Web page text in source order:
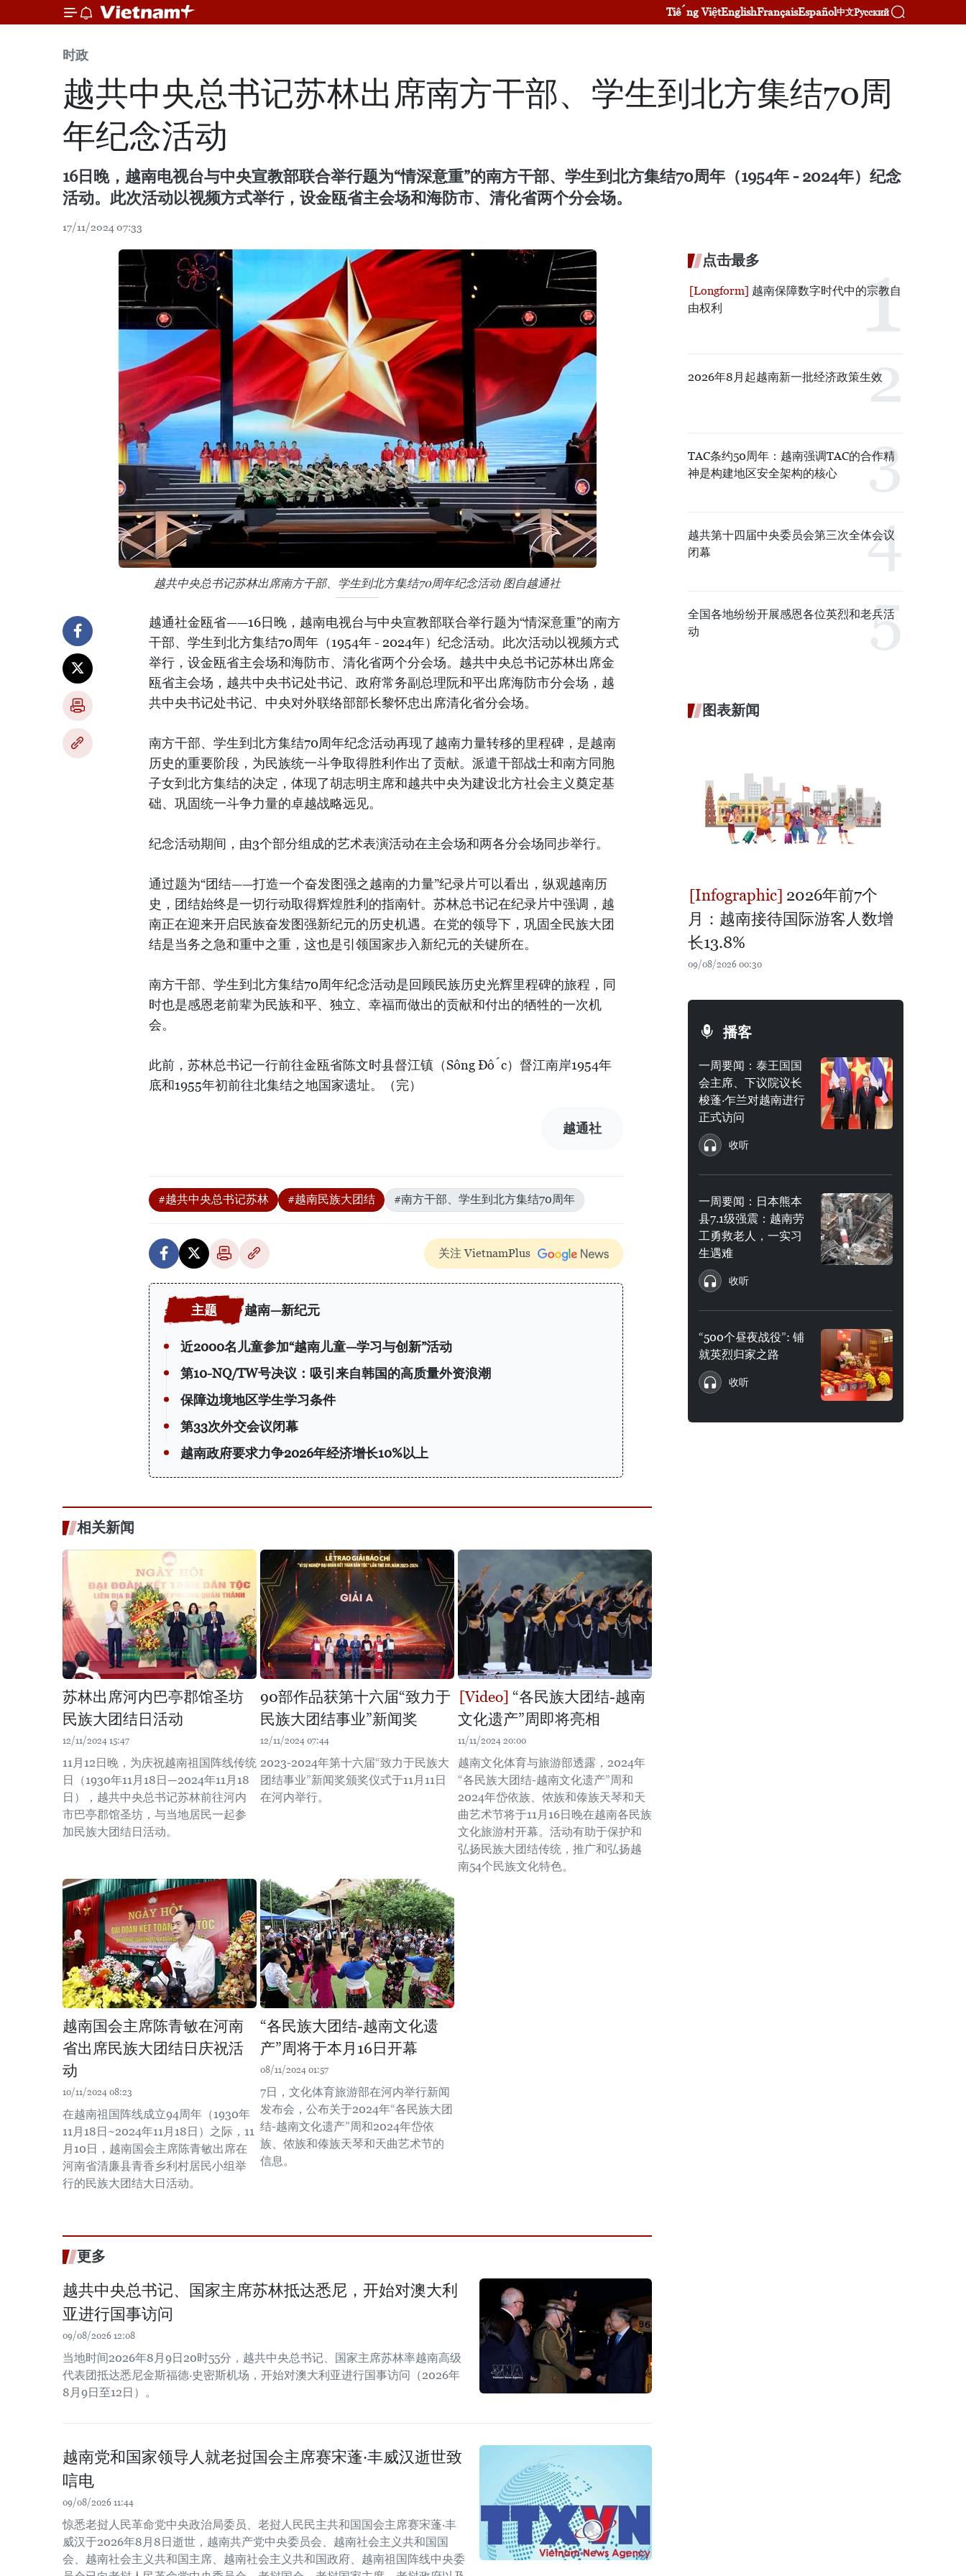
Tiếng ViệtEnglishFrançaisEspañol中文Русский
时政
越共中央总书记苏林出席南方干部、学生到北方集结70周
年纪念活动
16日晚，越南电视台与中央宣教部联合举行题为“情深意重”的南方干部、学生到北方集结70周年（1954年 - 2024年）纪念
活动。此次活动以视频方式举行，设金瓯省主会场和海防市、清化省两个分会场。
17/11/2024 07:33
越共中央总书记苏林出席南方干部、学生到北方集结70周年纪念活动 图自越通社
越通社金瓯省——16日晚，越南电视台与中央宣教部联合举行题为“情深意重”的南方
干部、学生到北方集结70周年（1954年 - 2024年）纪念活动。此次活动以视频方式
举行，设金瓯省主会场和海防市、清化省两个分会场。越共中央总书记苏林出席金
瓯省主会场，越共中央书记处书记、政府常务副总理阮和平出席海防市分会场，越
共中央书记处书记、中央对外联络部部长黎怀忠出席清化省分会场。
南方干部、学生到北方集结70周年纪念活动再现了越南力量转移的里程碑，是越南
历史的重要阶段，为民族统一斗争取得胜利作出了贡献。派遣干部战士和南方同胞
子女到北方集结的决定，体现了胡志明主席和越共中央为建设北方社会主义奠定基
础、巩固统一斗争力量的卓越战略远见。
纪念活动期间，由3个部分组成的艺术表演活动在主会场和两各分会场同步举行。
通过题为“团结——打造一个奋发图强之越南的力量”纪录片可以看出，纵观越南历
史，团结始终是一切行动取得辉煌胜利的指南针。苏林总书记在纪录片中强调，越
南正在迎来开启民族奋发图强新纪元的历史机遇。在党的领导下，巩固全民族大团
结是当务之急和重中之重，这也是引领国家步入新纪元的关键所在。
南方干部、学生到北方集结70周年纪念活动是回顾民族历史光辉里程碑的旅程，同
时也是感恩老前辈为民族和平、独立、幸福而做出的贡献和付出的牺牲的一次机
会。
此前，苏林总书记一行前往金瓯省陈文时县督江镇（Sông Đốc）督江南岸1954年
底和1955年初前往北集结之地国家遗址。（完）
越通社
#越共中央总书记苏林 #越南民族大团结 #南方干部、学生到北方集结70周年
关注 VietnamPlus
越南—新纪元
近2000名儿童参加“越南儿童—学习与创新”活动
第10-NQ/TW号决议：吸引来自韩国的高质量外资浪潮
保障边境地区学生学习条件
第33次外交会议闭幕
越南政府要求力争2026年经济增长10%以上
相关新闻
苏林出席河内巴亭郡馆圣坊
民族大团结日活动
12/11/2024 15:47
11月12日晚，为庆祝越南祖国阵线传统
日（1930年11月18日—2024年11月18
日），越共中央总书记苏林前往河内
市巴亭郡馆圣坊，与当地居民一起参
加民族大团结日活动。
90部作品获第十六届“致力于
民族大团结事业”新闻奖
12/11/2024 07:44
2023-2024年第十六届“致力于民族大
团结事业”新闻奖颁奖仪式于11月11日
在河内举行。
“各民族大团结-越南
文化遗产”周即将亮相
11/11/2024 20:00
越南文化体育与旅游部透露，2024年
“各民族大团结-越南文化遗产”周和
2024年岱依族、侬族和傣族天琴和天
曲艺术节将于11月16日晚在越南各民族
文化旅游村开幕。活动有助于保护和
弘扬民族大团结传统，推广和弘扬越
南54个民族文化特色。
越南国会主席陈青敏在河南
省出席民族大团结日庆祝活
动
10/11/2024 08:23
在越南祖国阵线成立94周年（1930年
11月18日~2024年11月18日）之际，11
月10日，越南国会主席陈青敏出席在
河南省清廉县青香乡利村居民小组举
行的民族大团结大日活动。
“各民族大团结-越南文化遗
产”周将于本月16日开幕
08/11/2024 01:57
7日，文化体育旅游部在河内举行新闻
发布会，公布关于2024年“各民族大团
结-越南文化遗产”周和2024年岱依
族、侬族和傣族天琴和天曲艺术节的
信息。
更多
越共中央总书记、国家主席苏林抵达悉尼，开始对澳大利
亚进行国事访问
09/08/2026 12:08
当地时间2026年8月9日20时55分，越共中央总书记、国家主席苏林率越南高级
代表团抵达悉尼金斯福德·史密斯机场，开始对澳大利亚进行国事访问（2026年
8月9日至12日）。
越南党和国家领导人就老挝国会主席赛宋蓬·丰威汉逝世致
唁电
09/08/2026 11:44
惊悉老挝人民革命党中央政治局委员、老挝人民民主共和国国会主席赛宋蓬·丰
威汉于2026年8月8日逝世，越南共产党中央委员会、越南社会主义共和国国
会、越南社会主义共和国主席、越南社会主义共和国政府、越南祖国阵线中央委
点击最多
越南保障数字时代中的宗教自
由权利
2026年8月起越南新一批经济政策生效
TAC条约50周年：越南强调TAC的合作精
神是构建地区安全架构的核心
越共第十四届中央委员会第三次全体会议
闭幕
全国各地纷纷开展感恩各位英烈和老兵活
动
图表新闻
2026年前7个
月：越南接待国际游客人数增
长13.8%
09/08/2026 00:30
播客
一周要闻：泰王国国
会主席、下议院议长
梭蓬·乍兰对越南进行
正式访问
收听
一周要闻：日本熊本
县7.1级强震：越南劳
工勇救老人，一实习
生遇难
收听
“500个昼夜战役”: 铺
就英烈归家之路
收听